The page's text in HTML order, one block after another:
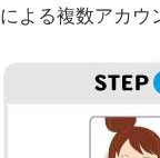
による複数アカウ